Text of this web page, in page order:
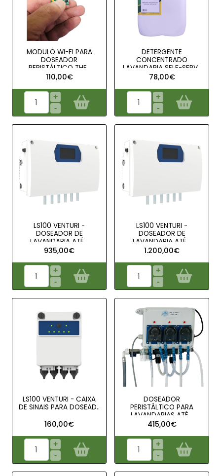
MODULO WI-FI PARA
DOSEADOR
PERISTÁLTICO THE..
110,00€
+
-
DETERGENTE
CONCENTRADO
LAVANDARIA SELF-SERV..
78,00€
+
-
LS100 VENTURI -
DOSEADOR DE
LAVANDARIA ATÉ ..
935,00€
+
-
LS100 VENTURI -
DOSEADOR DE
LAVANDARIA ATÉ ..
1.200,00€
+
-
LS100 VENTURI - CAIXA
DE SINAIS PARA DOSEAD..
160,00€
+
-
DOSEADOR
PERISTÁLTICO PARA
LAVANDARIAS ATÉ ..
415,00€
+
-